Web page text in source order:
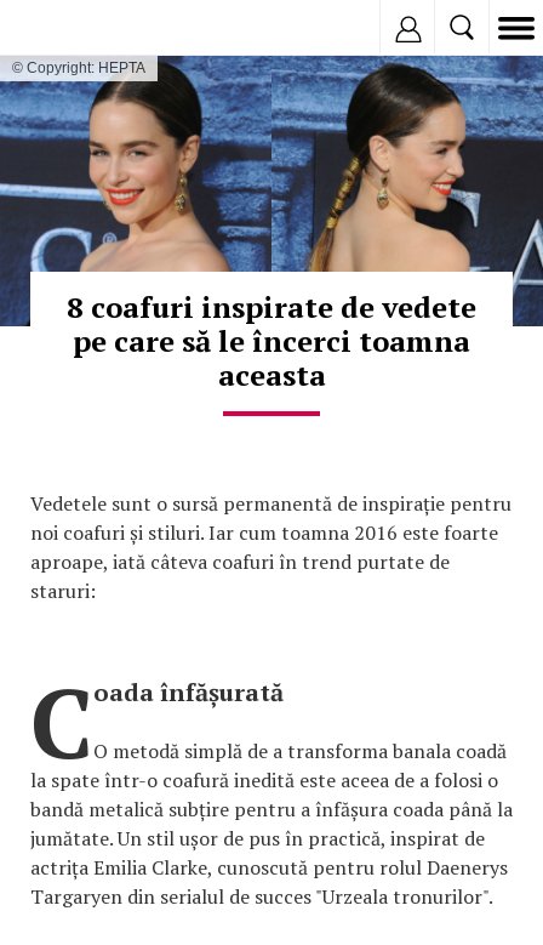
© Copyright: HEPTA
8 coafuri inspirate de vedete
pe care să le încerci toamna
aceasta
Vedetele sunt o sursă permanentă de inspirație pentru
noi coafuri și stiluri. Iar cum toamna 2016 este foarte
aproape, iată câteva coafuri în trend purtate de
staruri:
Coada înfășurată
O metodă simplă de a transforma banala coadă
la spate într-o coafură inedită este aceea de a folosi o
bandă metalică subțire pentru a înfășura coada până la
jumătate. Un stil ușor de pus în practică, inspirat de
actrița Emilia Clarke, cunoscută pentru rolul Daenerys
Targaryen din serialul de succes "Urzeala tronurilor".